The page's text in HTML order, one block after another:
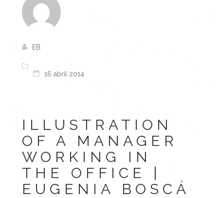
EB
16 abril 2014
ILLUSTRATION
OF A MANAGER
WORKING IN
THE OFFICE |
EUGENIA BOSCÁ